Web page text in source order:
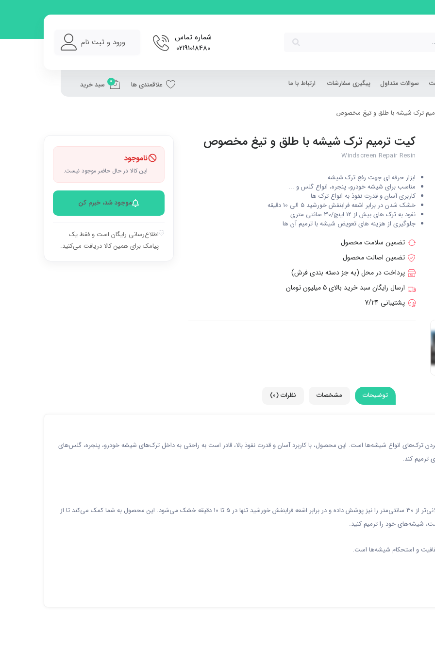
شماره تماس
02191018480
ورود و ثبت نام
سوالات متداول پیگیری سفارشات ارتباط با ما علاقمندی ها 0 سبد خرید
ترک شیشه با طلق و تیغ مخصوص
کیت ترمیم ترک شیشه با طلق و تیغ مخصوص
Windscreen Repair Resin
ابزار حرفه ای جهت رفع ترک شیشه
مناسب برای شیشه خودرو، پنجره، انواع گلس و ...
کاربری آسان و قدرت نفوذ به انواع ترک ها
خشک شدن در برابر اشعه فرابنفش خورشید 5 الی 10 دقیقه
نفود به ترک های بیش از 12 اینچ/30 سانتی متری
جلوگیری از هزینه های تعویض شیشه با ترمیم آن ها
تضمین سلامت محصول
تضمین اصالت محصول
پرداخت در محل (به جز دسته بندی فرش)
ارسال رایگان سبد خرید بالای 5 میلیون تومان
پشتیبانی 7/24
ناموجود
این کالا در حال حاضر موجود نیست.
موجود شد، خبرم کن
اطلاع‌رسانی رایگان است و فقط یک
پیامک برای همین کالا دریافت می‌کنید.
توضیحات مشخصات نظرات (0)
ترک‌های انواع شیشه‌ها است. این محصول، با کاربرد آسان و قدرت نفوذ بالا، قادر است به راحتی به داخل ترک‌های شیشه خودرو، پنجره، گلس‌های
ترمیم کند.
چسب ترمیم، با استفاده از فرمول خاص خود، حتی ترک‌های طولانی‌تر از 30 سانتی‌متر را نیز پوشش داده و در برابر اشعه فرابنفش خورشید تنها در 5 تا 10 دقیقه خشک می‌شود. این محصول به شما کمک می‌کند تا از
شیشه‌های خود را ترمیم کنید.
و استحکام شیشه‌ها است.